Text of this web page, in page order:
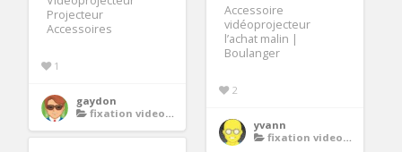
Projecteur
Accessoires
1
gaydon
fixation videoprojecteur
Accessoire
vidéoprojecteur
l’achat malin |
Boulanger
2
yvann
fixation videoprojecteur